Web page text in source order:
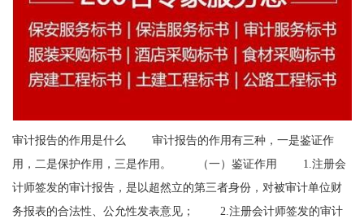
审计报告的作用是什么 审计报告的作用有三种，一是鉴证作
用，二是保护作用，三是作用。 （一）鉴证作用 1.注册会
计师签发的审计报告，是以超然立的第三者身份，对被审计单位财
务报表的合法性、公允性发表意见； 2.注册会计师签发的审计